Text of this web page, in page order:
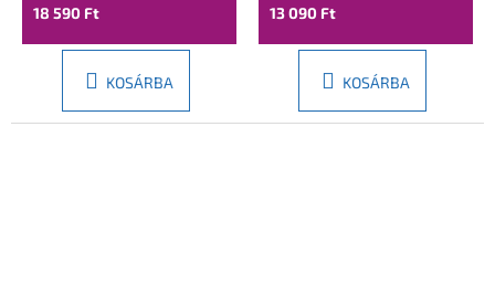
18 590 Ft
KOSÁRBA
13 090 Ft
KOSÁRBA